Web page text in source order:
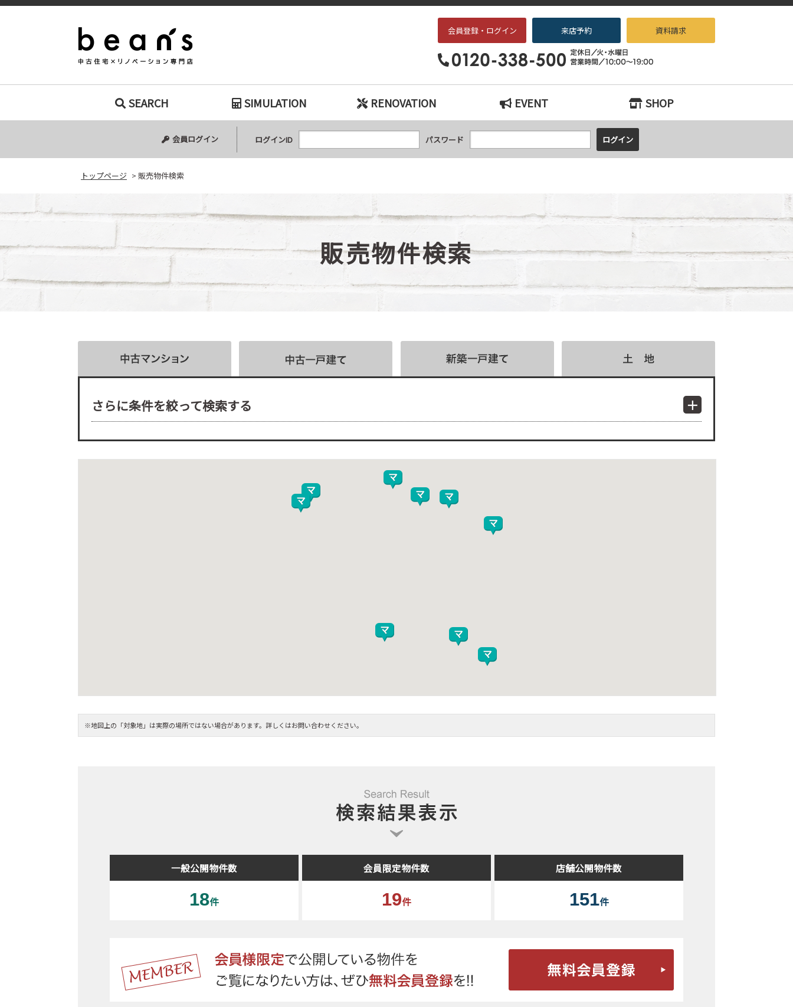
販売物件検索｜枚方・交野エリアの中古戸建て、中古マンションをお探しなら、『中古住宅×リノベーション専門店beans』へお任せください！
会員登録・ログイン 来店予約 資料請求
SEARCH
中古マンション
中古一戸建て
新築一戸建て
土地
SIMULATION RENOVATION EVENT SHOP
会員ログイン ログインID パスワード
トップページ > 販売物件検索
販売物件検索
さらに条件を絞って検索する
※地図上の「対象地」は実際の場所ではない場合があります。詳しくはお問い合わせください。
一般公開物件数
18件
会員限定物件数
19件
店舗公開物件数
151件